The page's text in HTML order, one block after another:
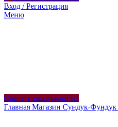
Вход / Регистрация
Меню
Сделать заказ онлайн1
Главная Магазин Сундук-Фундук